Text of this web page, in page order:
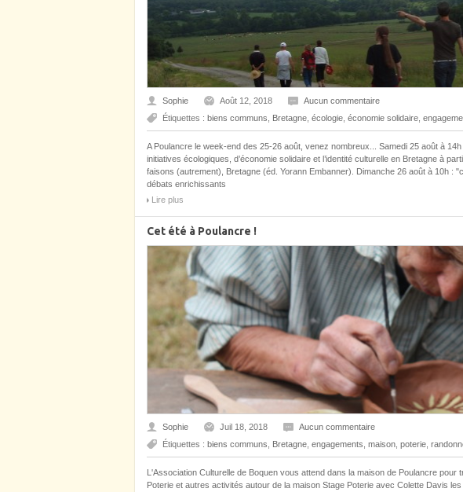
Sophie Août 12, 2018
Aucun commentaire
Étiquettes : biens communs Bretagne écologie économie solidaire
A Poulancre le week-end des 25-26 août, venez nombreux... Samedi 25 août à
initiatives écologiques, d’économie solidaire et l’identité culturelle en Bretagne à
faisons (autrement), Bretagne (éd. Yorann Embanner). Dimanche 26 août à 10h :
débats enrichissants
Lire plus
Cet été à Poulancre !
Sophie Juil 18, 2018
Aucun commentaire
Étiquettes : biens communs Bretagne engagements maison poterie
L'Association Culturelle de Boquen vous attend dans la maison de Poulancre
Poterie et autres activités autour de la maison Stage Poterie avec Colette Davis